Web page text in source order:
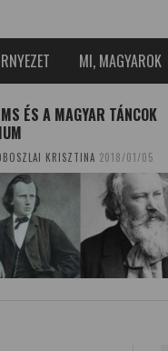
MI, MAGYAROK
ÉS A MAGYAR TÁNCOK
KRISZTINA 2018/01/05